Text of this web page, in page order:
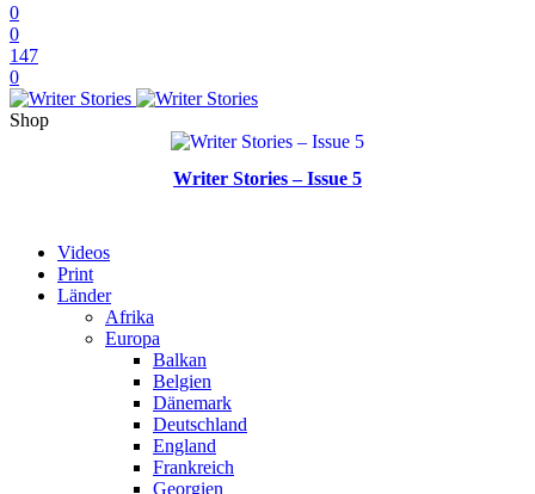
0
0
147
0
Shop
Writer Stories – Issue 5
Videos
Print
Länder
Afrika
Europa
Balkan
Belgien
Dänemark
Deutschland
England
Frankreich
Georgien